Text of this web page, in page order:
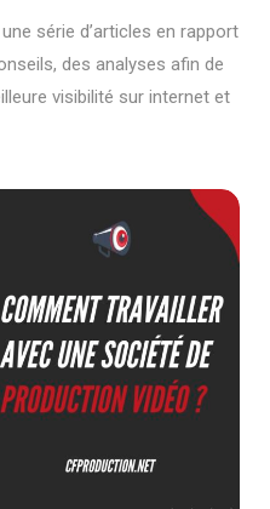
série d’articles en rapport
des analyses afin de
visibilité sur internet et